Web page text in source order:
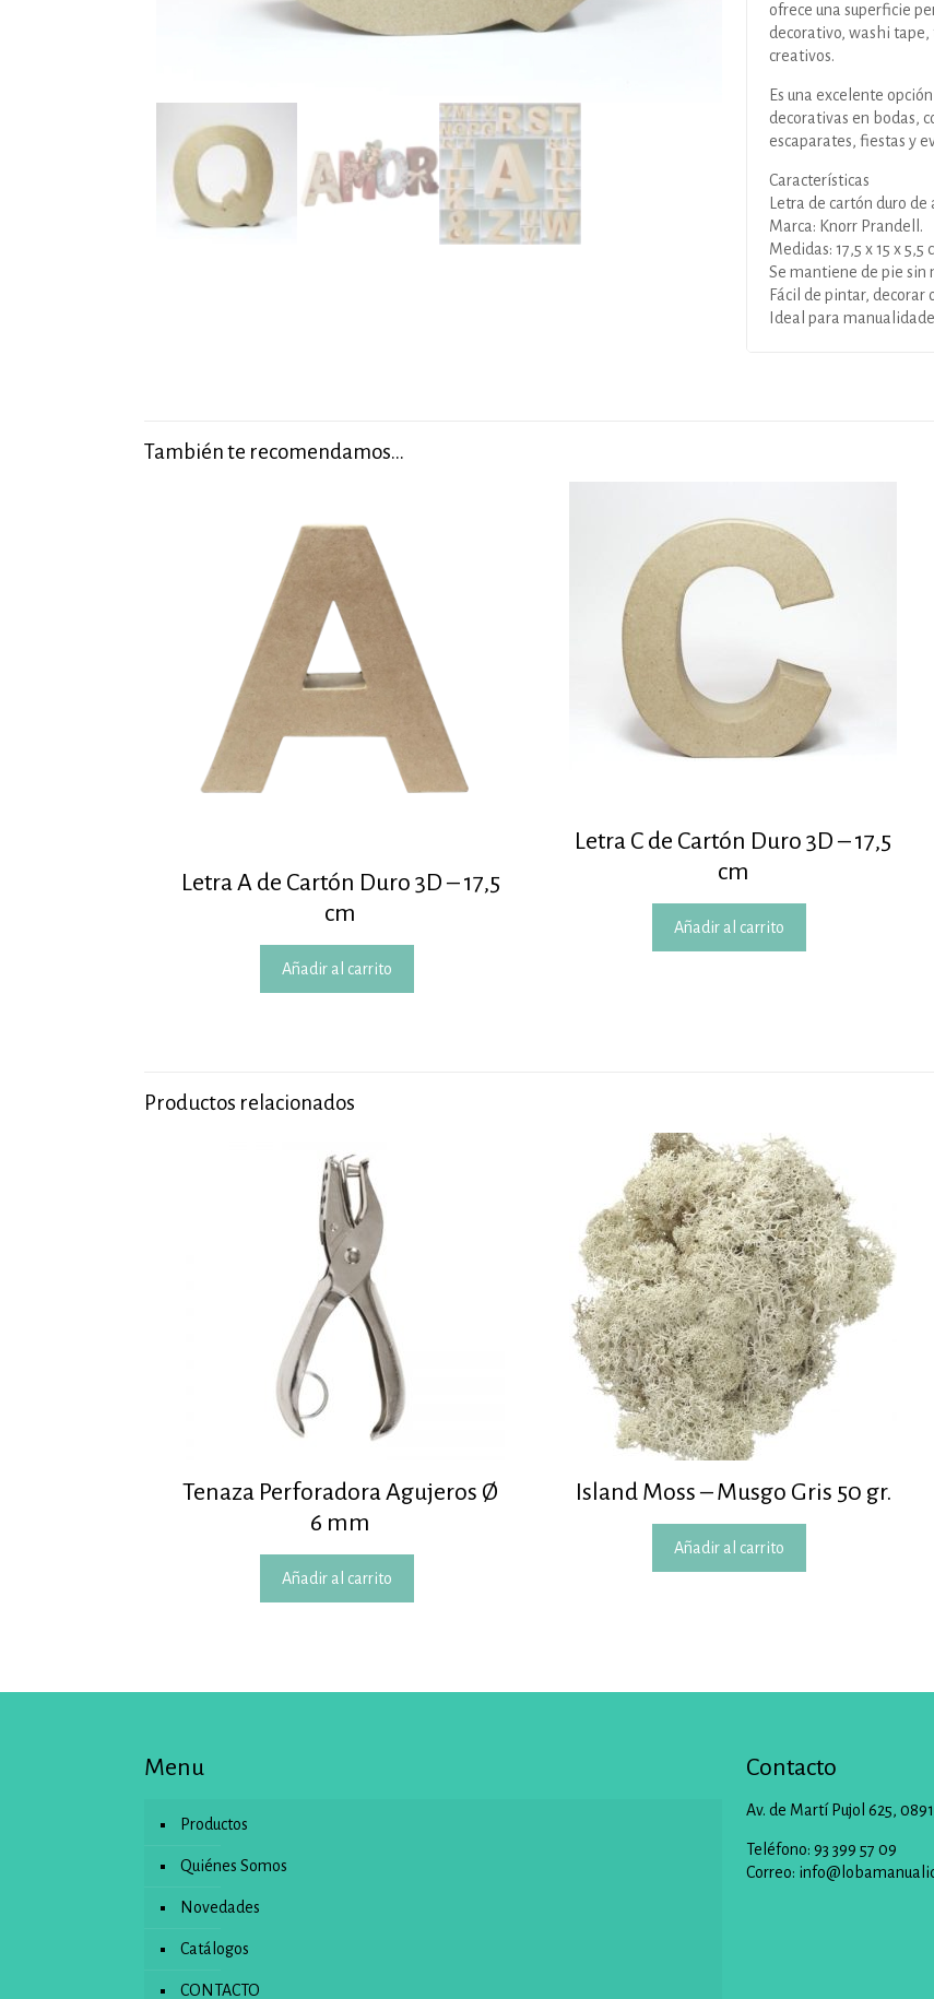
ofrece una superficie
decorativo, washi
creativos.
Es una excelente
decorativas en bodas,
escaparates, fiestas y
Características
Letra de cartón duro
Marca: Knorr Prandell.
Medidas: 17,5 x 15 x 5,5
Se mantiene de pie sin
Fácil de pintar, decorar
Ideal para
También te recomendamos…
Letra A de Cartón Duro 3D – 17,5
cm
Añadir al carrito
Letra C de Cartón Duro 3D – 17,5
cm
Añadir al carrito
Productos relacionados
Tenaza Perforadora Agujeros Ø
6 mm
Añadir al carrito
Island Moss – Musgo Gris 50 gr.
Añadir al carrito
Menu
Productos
Quiénes Somos
Novedades
Catálogos
CONTACTO
Contacto
Av. de Martí Pujol 625,
Teléfono: 93 399 57 09
Correo: